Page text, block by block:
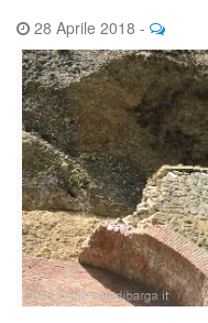
28 Aprile 2018 -